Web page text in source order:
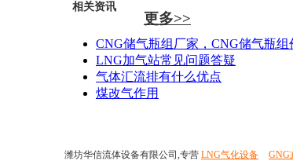
相关资讯
更多>>
CNG储气瓶组厂家，CNG储气瓶
LNG加气站常见问题答疑
气体汇流排有什么优点
煤改气作用
潍坊华信流体设备有限公司,专营 LNG气化设备 GNG